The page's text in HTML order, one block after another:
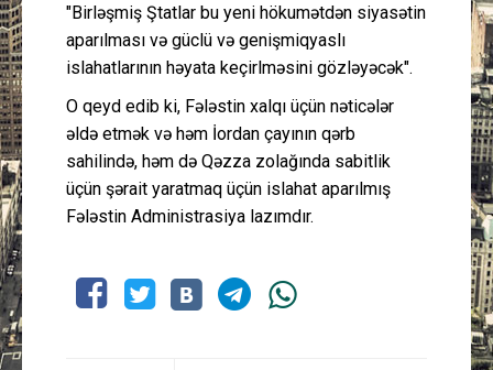
"Birləşmiş Ştatlar bu yeni hökumətdən siyasətin
aparılması və güclü və genişmiqyaslı
islahatlarının həyata keçirlməsini gözləyəcək".
O qeyd edib ki, Fələstin xalqı üçün nəticələr
əldə etmək və həm İordan çayının qərb
sahilində, həm də Qəzza zolağında sabitlik
üçün şərait yaratmaq üçün islahat aparılmış
Fələstin Administrasiya lazımdır.